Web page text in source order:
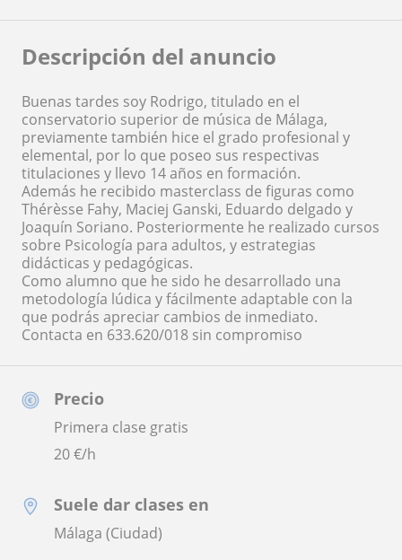
Precio
Primera clase gratis
20€/h
Suele dar clases en
Málaga (Ciudad)
Descripción del anuncio
Buenas tardes soy Rodrigo, titulado en el
conservatorio superior de música de Málaga,
previamente también hice el grado profesional y
elemental, por lo que poseo sus respectivas
titulaciones y llevo 14 años en formación.
Además he recibido masterclass de figuras como
Thérèsse Fahy, Maciej Ganski, Eduardo delgado y
Joaquín Soriano. Posteriormente he realizado cursos
sobre Psicología para adultos, y estrategias
didácticas y pedagógicas.
Como alumno que he sido he desarrollado una
metodología lúdica y fácilmente adaptable con la
que podrás apreciar cambios de inmediato.
Contacta en 633.620/018 sin compromiso